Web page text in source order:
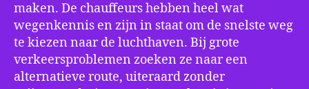
maken. De chauffeurs hebben heel wat
wegenkennis en zijn in staat om de snelste weg
te kiezen naar de luchthaven. Bij grote
verkeersproblemen zoeken ze naar een
alternatieve route, uiteraard zonder